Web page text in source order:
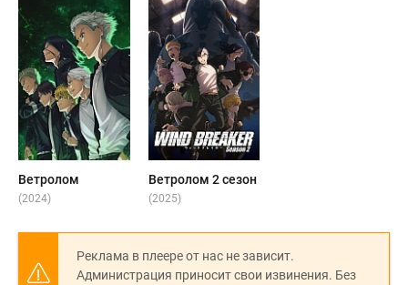
Ветролом
(2024)
Ветролом 2 сезон
(2025)
Реклама в плеере от нас не зависит.
Администрация приносит свои извинения. Без